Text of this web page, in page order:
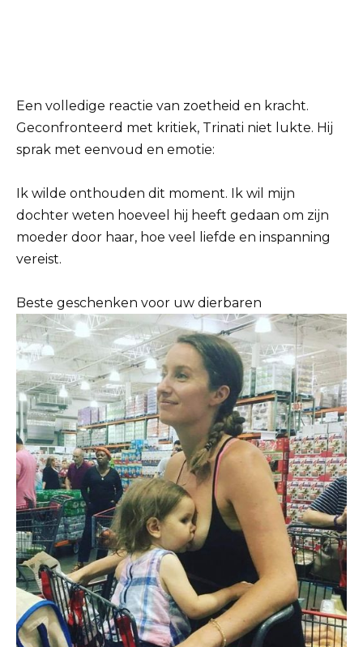
Een volledige reactie van zoetheid en kracht.
Geconfronteerd met kritiek, Trinati niet lukte. Hij
sprak met eenvoud en emotie:
Ik wilde onthouden dit moment. Ik wil mijn
dochter weten hoeveel hij heeft gedaan om zijn
moeder door haar, hoe veel liefde en inspanning
vereist.
Beste geschenken voor uw dierbaren